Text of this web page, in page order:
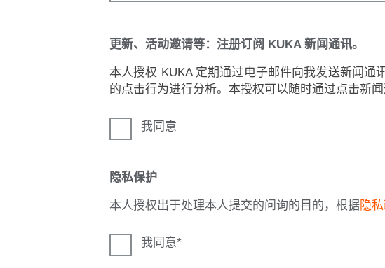
更新、活动邀请等：注册订阅 KUKA 新闻通讯。
本人授权 KUKA 定期通过电子邮件向我发送新闻通
的点击行为进行分析。本授权可以随时通过点击新
我同意
隐私保护
本人授权出于处理本人提交的问询的目的，根据隐
我同意